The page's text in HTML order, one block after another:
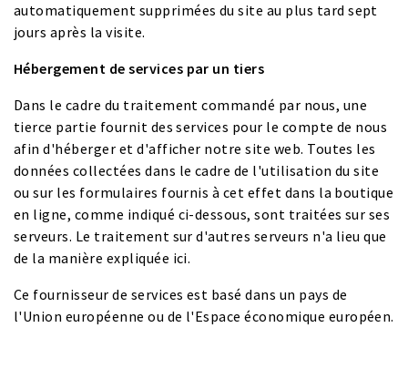
automatiquement supprimées du site au plus tard sept
jours après la visite.
Hébergement de services par un tiers
Dans le cadre du traitement commandé par nous, une
tierce partie fournit des services pour le compte de nous
afin d'héberger et d'afficher notre site web. Toutes les
données collectées dans le cadre de l'utilisation du site
ou sur les formulaires fournis à cet effet dans la boutique
en ligne, comme indiqué ci-dessous, sont traitées sur ses
serveurs. Le traitement sur d'autres serveurs n'a lieu que
de la manière expliquée ici.
Ce fournisseur de services est basé dans un pays de
l'Union européenne ou de l'Espace économique européen.